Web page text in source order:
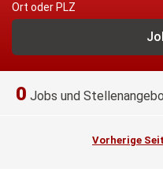
Ort oder PLZ
0 Jobs und
Vorherige